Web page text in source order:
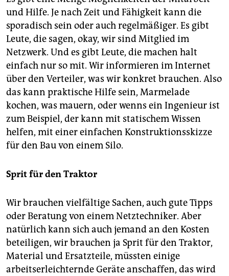
und Hilfe. Je nach Zeit und Fähigkeit kann die
sporadisch sein oder auch regelmäßiger. Es gibt
Leute, die sagen, okay, wir sind Mitglied im
Netzwerk. Und es gibt Leute, die machen halt
einfach nur so mit. Wir informieren im Internet
über den Verteiler, was wir konkret brauchen. Also
das kann praktische Hilfe sein, Marmelade
kochen, was mauern, oder wenns ein Ingenieur ist
zum Beispiel, der kann mit statischem Wissen
helfen, mit einer einfachen Konstruktionsskizze
für den Bau von einem Silo.
Sprit für den Traktor
Wir brauchen vielfältige Sachen, auch gute Tipps
oder Beratung von einem Netztechniker. Aber
natürlich kann sich auch jemand an den Kosten
beteiligen, wir brauchen ja Sprit für den Traktor,
Material und Ersatzteile, müssten einige
arbeitserleichternde Geräte anschaffen, das wird